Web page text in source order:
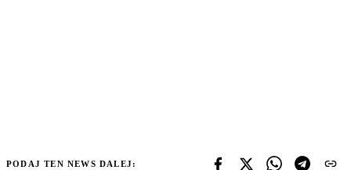
PODAJ TEN NEWS DALEJ: